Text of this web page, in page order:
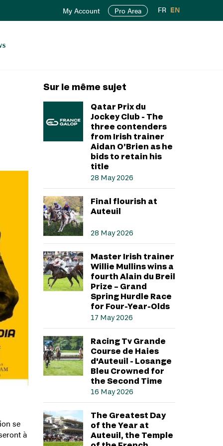
My Account Pro Area FR EN
se
à
Sur le même sujet
Qatar Prix du
Jockey Club - The
three contenders
from Irish trainer
Aidan O’Brien as he
bids to retain his
title
28 May 2026
Final flourish at
Auteuil
28 May 2026
Master Irish trainer
Willie Mullins wins a
fourth Alain du Breil
Prize – Grand
Spring Hurdle Race
for Four-Year-Olds
17 May 2026
Racing Tv Grande
Course de Haies
d'Auteuil - Losange
Bleu Crowned for
the Second Time
16 May 2026
The Greatest Day
of the Year at
Auteuil, the Temple